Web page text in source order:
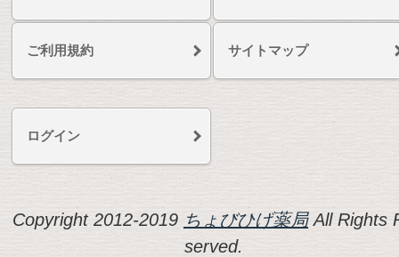
ご利用規約 サイトマップ
ログイン
Copyright 2012-2019 ちょびひげ薬局All Rights
served.